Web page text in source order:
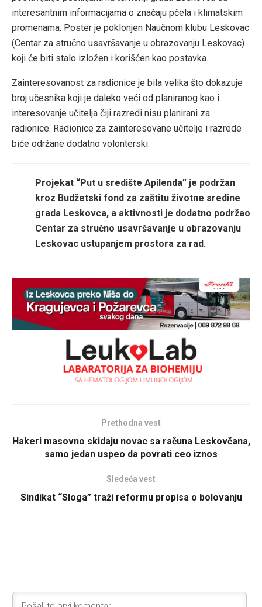
interesantnim informacijama o značaju pčela i klimatskim
promenama. Poster je poklonjen Naučnom klubu Leskovac
(Centar za stručno usavršavanje u obrazovanju Leskovac)
koji će biti stalo izložen i korišćen kao postavka.
Zainteresovanost za radionice je bila velika što dokazuje
broj učesnika koji je daleko veći od planiranog kao i
interesovanje učitelja čiji razredi nisu planirani za
radionice. Radionice za zainteresovane učitelje i razrede
biće održane dodatno volonterski.
Projekat “Put u središte Apilenda” je podržan
kroz Budžetski fond za zaštitu životne sredine
grada Leskovca, a aktivnosti je dodatno podržao
Centar za stručno usavršavanje u obrazovanju
Leskovac ustupanjem prostora za rad.
Prethodna vest
Hakeri masovno skidaju novac sa računa Leskovčana,
samo jedan uspeo da povrati ceo iznos
Sledeća vest
Sindikat “Sloga” traži reformu propisa o bolovanju